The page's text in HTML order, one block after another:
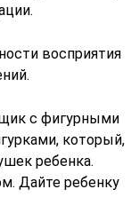
восприятия
с фигурными
который,
ребенка.
Дайте ребенку